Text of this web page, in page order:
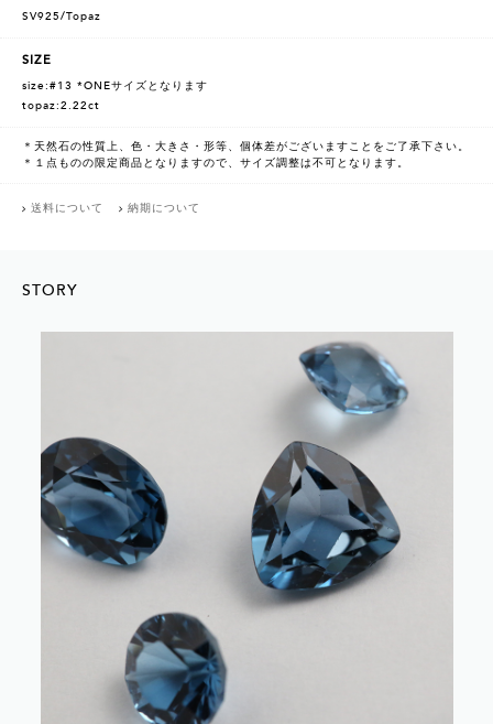
SV925/Topaz
SIZE
size:#13 *ONEサイズとなります
topaz:2.22ct
＊天然石の性質上、色・大きさ・形等、個体差がございますことをご了承下さい。
＊１点ものの限定商品となりますので、サイズ調整は不可となります。
送料について 納期について
STORY